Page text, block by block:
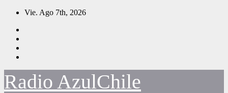
Saltar
contenido
Vie. Ago 7th, 2026
Radio AzulChile